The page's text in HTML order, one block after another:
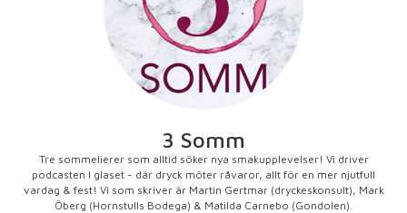
3 Somm
Tre sommelierer som alltid söker nya smakupplevelser! Vi driver
podcasten I glaset - där dryck möter råvaror, allt för en mer njutfull
vardag & fest! Vi som skriver är Martin Gertmar (dryckeskonsult), Mark
Öberg (Hornstulls Bodega) & Matilda Carnebo (Gondolen).